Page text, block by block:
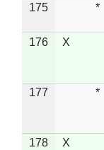
175 *
176 X
177 *
178 X